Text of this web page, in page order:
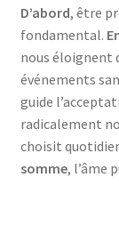
D’abord, être
fondamental.
nous éloignent
événements
guide
radicalement
choisit
somme, l’âme